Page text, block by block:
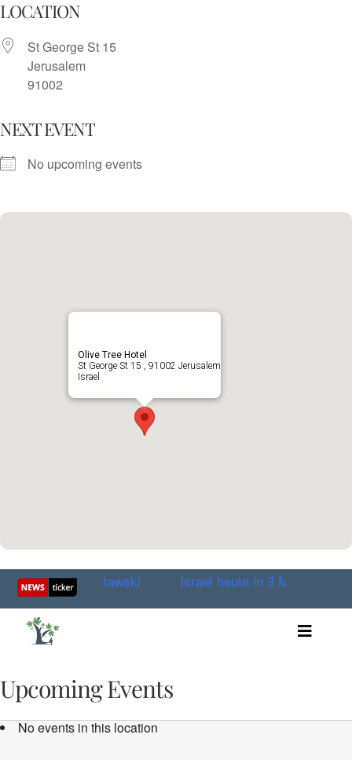
Skip
content
LOCATION
St George St 15
Jerusalem
91002
NEXT EVENT
No upcoming events
Olive Tree Hotel
St George St 15 , 91002 Jerusalem
Israel
Sacha Stawski Israel heute in 3 Minuten am 17.
Audio
Bücher
Upcoming Events
No events in this location